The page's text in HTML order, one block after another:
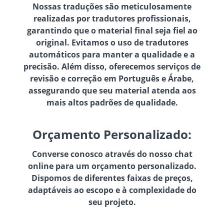
Nossas traduções são meticulosamente
realizadas por tradutores profissionais,
garantindo que o material final seja fiel ao
original. Evitamos o uso de tradutores
automáticos para manter a qualidade e a
precisão. Além disso, oferecemos serviços de
revisão e correção em Português e Árabe,
assegurando que seu material atenda aos
mais altos padrões de qualidade.
Orçamento Personalizado:
Converse conosco através do nosso chat
online para um orçamento personalizado.
Dispomos de diferentes faixas de preços,
adaptáveis ao escopo e à complexidade do
seu projeto.